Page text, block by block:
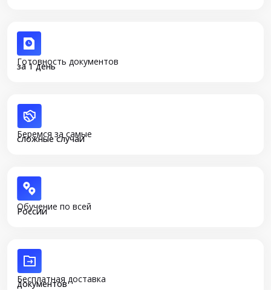
Готовность документов
за 1 день
Беремся за самые
сложные случаи
Обучение по всей
России
Бесплатная доставка
документов